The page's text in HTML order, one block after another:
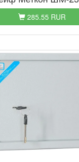
285.55 RUR